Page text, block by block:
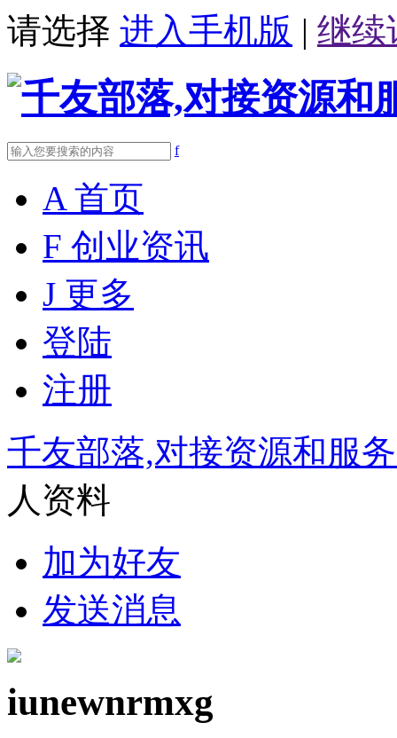
请选择 进入手机版 | 继续
f
A 首页
F 创业资讯
J 更多
登陆
注册
千友部落,对接资源和服
人资料
加为好友
发送消息
iunewnrmxg